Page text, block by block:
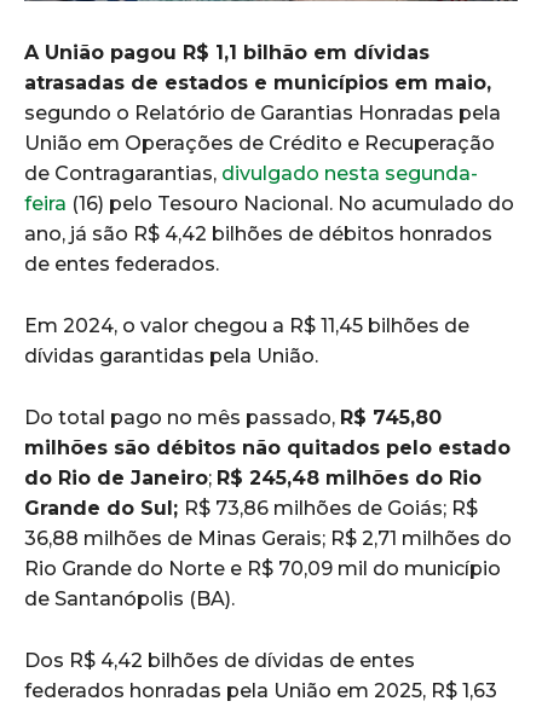
A União pagou R$ 1,1 bilhão em dívidas
atrasadas de estados e municípios em maio,
segundo o Relatório de Garantias Honradas pela
União em Operações de Crédito e Recuperação
de Contragarantias, divulgado nesta segunda-
feira (16) pelo Tesouro Nacional. No acumulado do
ano, já são R$ 4,42 bilhões de débitos honrados
de entes federados.
Em 2024, o valor chegou a R$ 11,45 bilhões de
dívidas garantidas pela União.
Do total pago no mês passado, R$ 745,80
milhões são débitos não quitados pelo estado
do Rio de Janeiro; R$ 245,48 milhões do Rio
Grande do Sul; R$ 73,86 milhões de Goiás; R$
36,88 milhões de Minas Gerais; R$ 2,71 milhões do
Rio Grande do Norte e R$ 70,09 mil do município
de Santanópolis (BA).
Dos R$ 4,42 bilhões de dívidas de entes
federados honradas pela União em 2025, R$ 1,63